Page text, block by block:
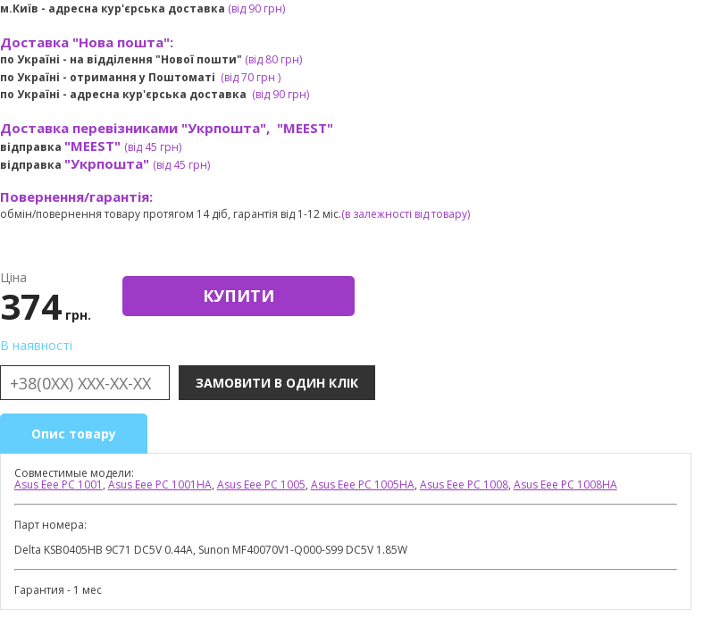
м.Київ - адресна кур'єрська доставка (від90 грн)
Доставка "Нова пошта":
по Україні - на відділення "Нової пошти" (від 80 грн)
по Україні - отримання у Поштоматі (від 70 грн )
по Україні - адресна кур'єрська доставка (від90 грн)
Доставка перевізниками "Укрпошта", "MEEST"
відправка "MEEST" (від 45 грн)
відправка "Укрпошта" (від 45 грн)
Повернення/гарантія:
обмін/повернення товару протягом 14 діб, гарантія від 1-12 міс.(в залежності від товару)
Ціна
374 грн.
В наявності
КУПИТИ
Опис товару
Совместимые модели:
Asus Eee PC 1001 , Asus Eee PC 1001HA, Asus Eee PC 1005, Asus Eee PC 1005HA, Asus Eee PC 1008, Asus Eee PC 1008HA
Парт номера:
Delta KSB0405HB 9C71 DC5V 0.44A, Sunon MF40070V1-Q000-S99 DC5V 1.85W
Гарантия - 1 мес